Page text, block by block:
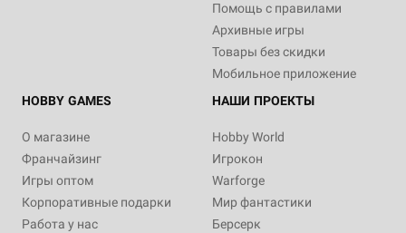
Помощь с правилами
Архивные игры
Товары без скидки
Мобильное приложение
HOBBY GAMES
О магазине
Франчайзинг
Игры оптом
Корпоративные подарки
Работа у нас
НАШИ ПРОЕКТЫ
Hobby World
Игрокон
Warforge
Мир фантастики
Берсерк